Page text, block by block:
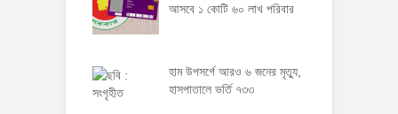
আসবে ১ কোটি ৬০ লাখ পরিবার
হাম উপসর্গে আরও ৬ জনের মৃত্যু,
হাসপাতালে ভর্তি ৭৩৩